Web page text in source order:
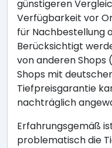
günstigeren
Verfügbarkeit vor
für Nachbestellung
Berücksichtigt
von anderen Shops
Shops mit
Tiefpreisgarantie
nachträglich
Erfahrungsgemäß
problematisch die